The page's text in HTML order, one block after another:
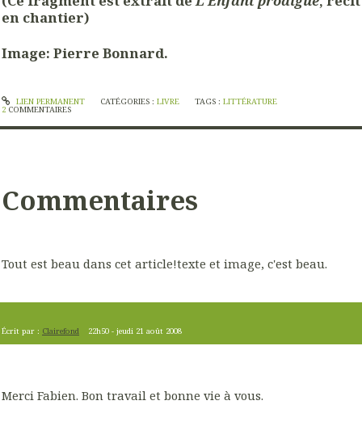
en chantier)
Image: Pierre Bonnard.
LIEN PERMANENT CATÉGORIES : LIVRE TAGS :LITTÉRATURE
2 COMMENTAIRES
Commentaires
Tout est beau dans cet article!texte et image, c'est beau.
Écrit par : Clairefond 22h50 -jeudi 21 août 2008
Merci Fabien. Bon travail et bonne vie à vous.